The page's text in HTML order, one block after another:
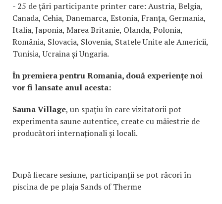
- 25 de țări participante printer care: Austria, Belgia,
Canada, Cehia, Danemarca, Estonia, Franța, Germania,
Italia, Japonia, Marea Britanie, Olanda, Polonia,
România, Slovacia, Slovenia, Statele Unite ale Americii,
Tunisia, Ucraina și Ungaria.
În premiera pentru Romania, două experiențe noi
vor fi lansate anul acesta:
Sauna Village, un spațiu în care vizitatorii pot
experimenta saune autentice, create cu măiestrie de
producători internaționali și locali.
După fiecare sesiune, participanții se pot răcori în
piscina de pe plaja Sands of Therme